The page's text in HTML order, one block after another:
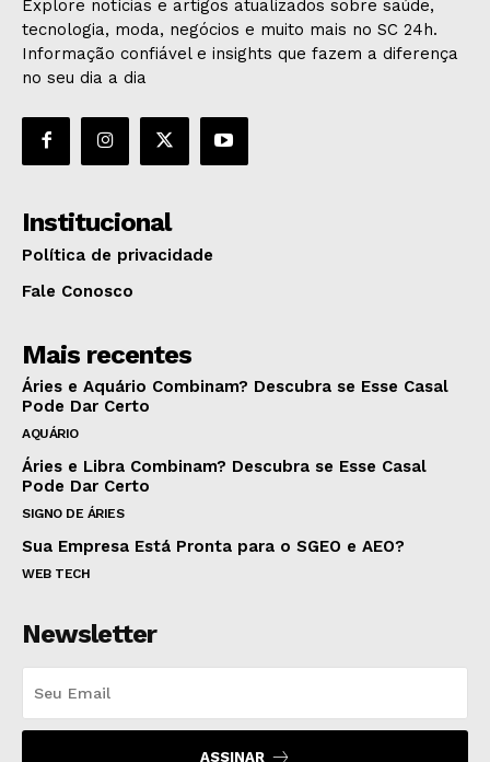
Explore notícias e artigos atualizados sobre saúde,
tecnologia, moda, negócios e muito mais no SC 24h.
Informação confiável e insights que fazem a diferença
no seu dia a dia
Institucional
Política de privacidade
Fale Conosco
Mais recentes
Áries e Aquário Combinam? Descubra se Esse Casal
Pode Dar Certo
AQUÁRIO
Áries e Libra Combinam? Descubra se Esse Casal
Pode Dar Certo
SIGNO DE ÁRIES
Sua Empresa Está Pronta para o SGEO e AEO?
WEB TECH
Newsletter
ASSINAR